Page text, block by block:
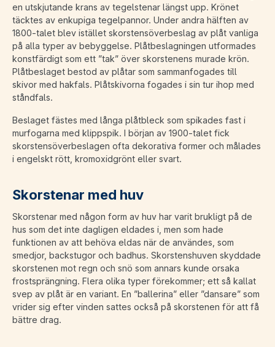
en utskjutande krans av tegelstenar längst upp. Krönet
täcktes av enkupiga tegelpannor. Under andra hälften av
1800-talet blev istället skorstensöverbeslag av plåt vanliga
på alla typer av bebyggelse. Plåtbeslagningen utformades
konstfärdigt som ett ”tak” över skorstenens murade krön.
Plåtbeslaget bestod av plåtar som sammanfogades till
skivor med hakfals. Plåtskivorna fogades i sin tur ihop med
ståndfals.
Beslaget fästes med långa plåtbleck som spikades fast i
murfogarna med klippspik. I början av 1900-talet fick
skorstensöverbeslagen ofta dekorativa former och målades
i engelskt rött, kromoxidgrönt eller svart.
Skorstenar med huv
Skorstenar med någon form av huv har varit brukligt på de
hus som det inte dagligen eldades i, men som hade
funktionen av att behöva eldas när de användes, som
smedjor, backstugor och badhus. Skorstenshuven skyddade
skorstenen mot regn och snö som annars kunde orsaka
frostsprängning. Flera olika typer förekommer; ett så kallat
svep av plåt är en variant. En ”ballerina” eller ”dansare” som
vrider sig efter vinden sattes också på skorstenen för att få
bättre drag.